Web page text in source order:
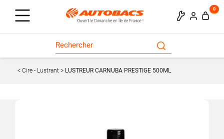
0
Cire - Lustrant LUSTREUR CARNUBA PRESTIGE 500ML